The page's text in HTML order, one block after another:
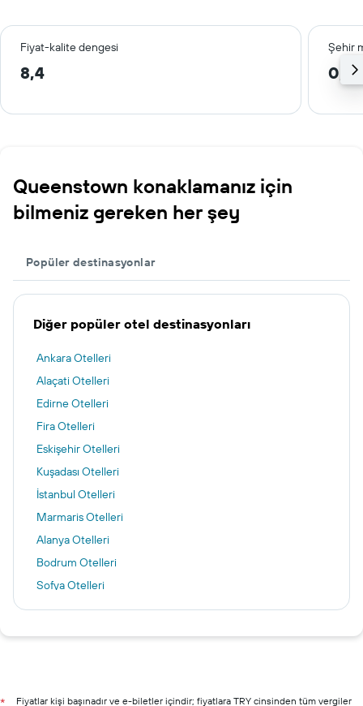
Fiyat-kalite dengesi Şehir
8,4 0,5
Queenstown konaklamanız için
bilmeniz gereken her şey
Popüler destinasyonlar
Diğer popüler otel destinasyonları
Ankara Otelleri
Alaçati Otelleri
Edirne Otelleri
Fira Otelleri
Eskişehir Otelleri
Kuşadası Otelleri
İstanbul Otelleri
Marmaris Otelleri
Alanya Otelleri
Bodrum Otelleri
Sofya Otelleri
Nevşehir Otelleri
Çeşme otelleri
* Fiyatlar kişi başınadır ve e-biletler içindir; fiyatlara TRY cinsinden tüm vergiler